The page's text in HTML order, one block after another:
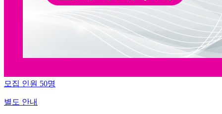
모집 인원 50명
별도 안내